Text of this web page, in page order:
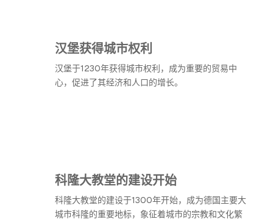
汉堡获得城市权利
汉堡于1230年获得城市权利，成为重要的贸易中
心，促进了其经济和人口的增长。
科隆大教堂的建设开始
科隆大教堂的建设于1300年开始，成为德国主要大
城市科隆的重要地标，象征着城市的宗教和文化繁